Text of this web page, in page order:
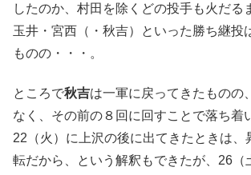
したのか、村田を除くどの投手も火だる
玉井・宮西（・秋吉）といった勝ち継投
ものの・・・。
ところで秋吉は一軍に戻ってきたものの
なく、その前の８回に回すことで落ち着
22（火）に上沢の後に出てきたときは、
転だから、という解釈もできたが、26（